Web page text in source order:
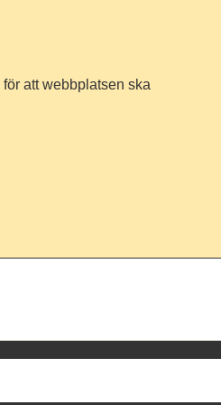
att webbplatsen ska